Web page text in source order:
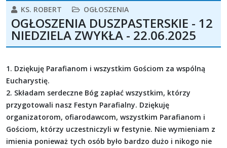
KS. ROBERT OGŁOSZENIA
OGŁOSZENIA DUSZPASTERSKIE - 12
NIEDZIELA ZWYKŁA - 22.06.2025
1. Dziękuję Parafianom i wszystkim Gościom za wspólną
Eucharystię.
2. Składam serdeczne Bóg zapłać wszystkim, którzy
przygotowali nasz Festyn Parafialny. Dziękuję
organizatorom, ofiarodawcom, wszystkim Parafianom i
Gościom, którzy uczestniczyli w festynie. Nie wymieniam z
imienia ponieważ tych osób było bardzo dużo i nikogo nie